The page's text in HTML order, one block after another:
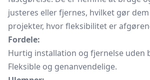
justeres eller fjernes, hvilket gør
projekter, hvor fleksibilitet er
Fordele:
Hurtig installation og fjernelse uden
Fleksible og genanvendelige.